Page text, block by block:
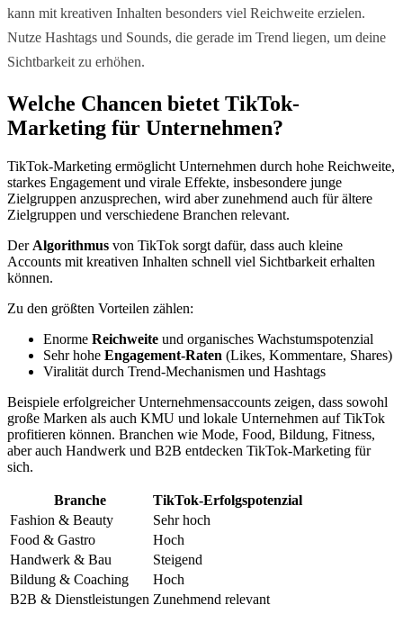
kann mit kreativen Inhalten besonders viel Reichweite erzielen.
Nutze Hashtags und Sounds, die gerade im Trend liegen, um deine
Sichtbarkeit zu erhöhen.
Welche Chancen bietet TikTok-
Marketing für Unternehmen?
TikTok-Marketing ermöglicht Unternehmen durch hohe Reichweite,
starkes Engagement und virale Effekte, insbesondere junge
Zielgruppen anzusprechen, wird aber zunehmend auch für ältere
Zielgruppen und verschiedene Branchen relevant.
Der Algorithmus von TikTok sorgt dafür, dass auch kleine
Accounts mit kreativen Inhalten schnell viel Sichtbarkeit erhalten
können.
Zu den größten Vorteilen zählen:
Enorme Reichweite und organisches Wachstumspotenzial
Sehr hohe Engagement-Raten (Likes, Kommentare, Shares)
Viralität durch Trend-Mechanismen und Hashtags
Beispiele erfolgreicher Unternehmensaccounts zeigen, dass sowohl
große Marken als auch KMU und lokale Unternehmen auf TikTok
profitieren können. Branchen wie Mode, Food, Bildung, Fitness,
aber auch Handwerk und B2B entdecken TikTok-Marketing für
sich.
Branche
TikTok-Erfolgspotenzial
Fashion & Beauty
Sehr hoch
Food & Gastro
Hoch
Handwerk & Bau
Steigend
Bildung & Coaching
Hoch
B2B & Dienstleistungen Zunehmend relevant